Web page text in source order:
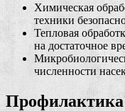
Химическая
техники
Тепловая
на достаточное
численности
Профилактика